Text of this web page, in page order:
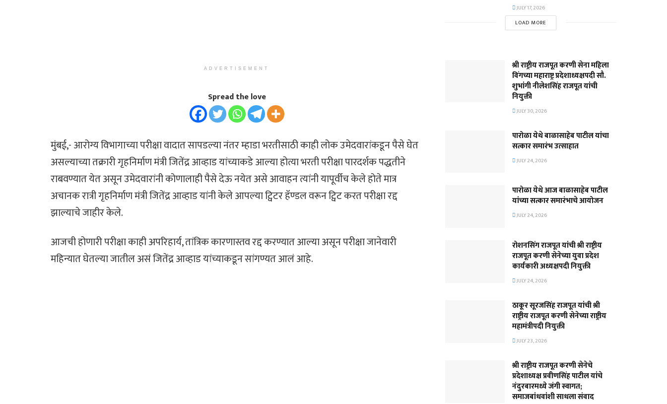
ADVERTISEMENT
Spread the love
मुंबई,- आरोग्य विभागाच्या परीक्षा वादात सापडल्या नंतर म्हाडा भरतीसाठी काही लोक उमेदवारांकडून पैसे घेत
असल्याच्या तक्रारी गृहनिर्माण मंत्री जितेंद्र आव्हाड यांच्याकडे आल्या होत्या भरती परीक्षा पारदर्शक पद्धतीने
राबवण्यात येत असून उमेदवारांनी कोणालाही पैसे देऊ नयेत असे आवाहन त्यांनी यापूर्वीच केले होते मात्र
अचानक रात्री गृहनिर्माण मंत्री जितेंद्र आव्हाड यांनी केले आपल्या ट्विटर हॅण्डल वरून ट्विट करत परीक्षा रद्द
झाल्याचे जाहीर केले.
आजची होणारी परीक्षा काही अपरिहार्य, तांत्रिक कारणास्तव रद्द करण्यात आल्या असून परीक्षा जानेवारी
महिन्यात घेतल्या जातील असं जितेंद्र आव्हाड यांच्याकडून सांगण्यत आलं आहे.
JULY 17, 2026
LOAD MORE
श्री राष्ट्रीय राजपूत करणी सेना महिला
विंगच्या महाराष्ट्र प्रदेशाध्यक्षपदी सौ.
शुभांगी नीलेशसिंह राजपूत यांची
नियुक्ती
JULY 30, 2026
पारोळा येथे बाळासाहेब पाटील यांचा
सत्कार समारंभ उत्साहात
JULY 24, 2026
पारोळा येथे आज बाळासाहेब पाटील
यांच्या सत्कार समारंभाचे आयोजन
JULY 24, 2026
रोशनसिंग राजपूत यांची श्री राष्ट्रीय
राजपूत करणी सेनेच्या युवा प्रदेश
कार्यकारी अध्यक्षपदी नियुक्ती
JULY 24, 2026
ठाकूर सूरजसिंह राजपूत यांची श्री
राष्ट्रीय राजपूत करणी सेनेच्या राष्ट्रीय
महामंत्रीपदी नियुक्ती
JULY 23, 2026
श्री राष्ट्रीय राजपूत करणी सेनेचे
प्रदेशाध्यक्ष प्रवीणसिंह पाटील यांचे
नंदुरबारमध्ये जंगी स्वागत;
समाजबांधवांशी साधला संवाद